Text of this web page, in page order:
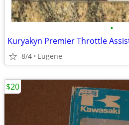
•
Kuryakyn Premier Throttle
8/4 Eugene
$20